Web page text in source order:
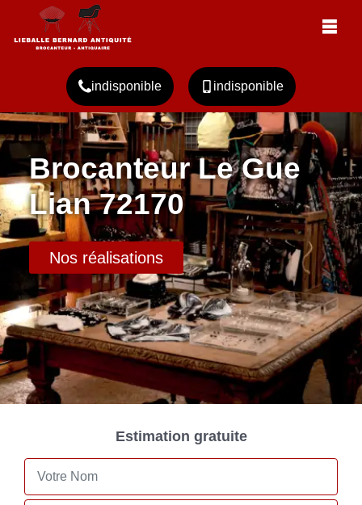
indisponible indisponible
Brocanteur Le Gue
Lian 72170
Nos réalisations
Estimation gratuite